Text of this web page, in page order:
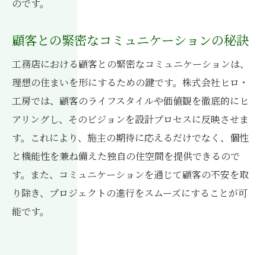
のです。
顧客との緊密なコミュニケーションの秘訣
工務店における顧客との緊密なコミュニケーションは、
理想の住まいを形にするための鍵です。株式会社ヒロ・
工房では、顧客のライフスタイルや価値観を徹底的にヒ
アリングし、そのビジョンを設計プロセスに反映させま
す。これにより、施主の期待に応えるだけでなく、個性
と機能性を兼ね備えた独自の住空間を提供できるので
す。また、コミュニケーションを通じて顧客の不安を取
り除き、プロジェクトの進行をスムーズにすることが可
能です。